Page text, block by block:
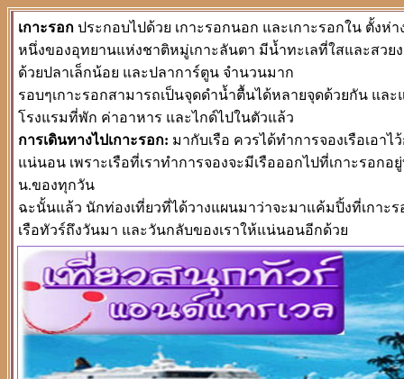
เกาะรอก ประกอบไปด้วย เกาะรอกนอก และเกาะรอกใน ตั้งห่า
หนึ่งของอุทยานแห่งชาติหมู่เกาะลันตา มีน้ำทะเลที่ใสและสวย
ด้วยปลาเล็กน้อย และปลาการ์ตูน จำนวนมาก
รอบๆเกาะรอกสามารถเป็นจุดดำน้ำตื้นได้หลายจุดด้วยกัน แล
โรงแรมที่พัก ค่าอาหาร และไกด์ไปในตัวแล้ว
การเดินทางไปเกาะรอก: มากับเรือ ควรได้ทำการจองเรือเอ
แน่นอน เพราะเรือที่เราทำการจองจะมีเรือออกไปที่เกาะรอก
น.ของทุกวัน
ฉะนั้นแล้ว นักท่องเที่ยวที่ได้วางแผนมาว่าจะมาแค้มปิ้งที่เกาะ
เรือทัวร์ถึงวันมา และวันกลับของเราให้แน่นอนอีกด้วย